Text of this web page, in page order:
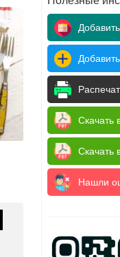
Скачать
Скачать
Нашли